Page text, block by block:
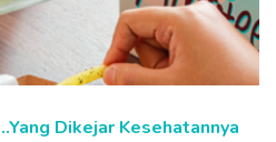
Dikejar Kesehatannya